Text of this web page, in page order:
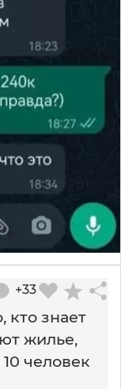
+33
кто знает
жилье,
человек